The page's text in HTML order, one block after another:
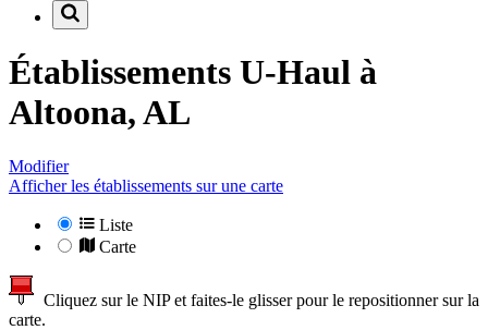
Établissements U-Haul à
Altoona, AL
Modifier
Afficher les établissements sur une carte
Liste
Carte
Cliquez sur le NIP et faites-le glisser pour le repositionner sur la
carte.